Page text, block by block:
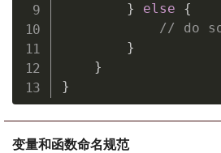
}
else
{
// do
}
}
}
变量和函数命名规范